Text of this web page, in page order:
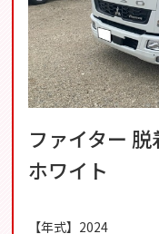
ファイター
ホワイト
【年式】2024